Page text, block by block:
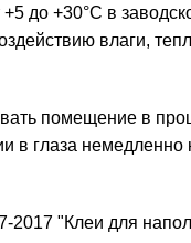
до +30°С в
влаги,
помещение в
в глаза
2017 "Клеи для